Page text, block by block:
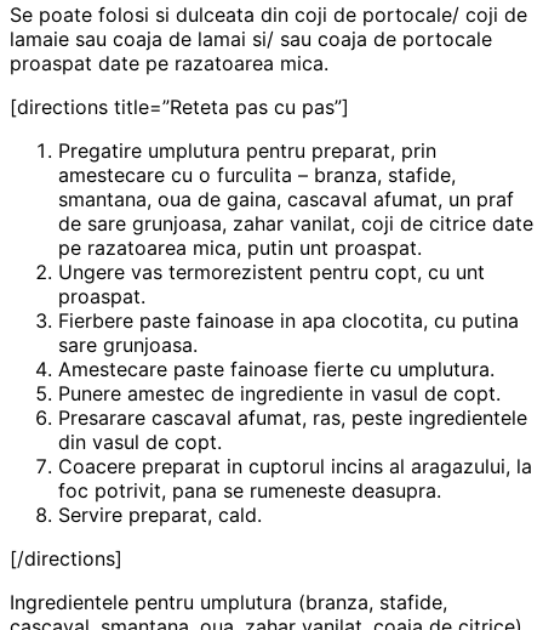
Se poate folosi si dulceata din coji de portocale/ coji de
lamaie sau coaja de lamai si/ sau coaja de portocale
proaspat date pe razatoarea mica.
[directions title=”Reteta pas cu pas”]
Pregatire umplutura pentru preparat, prin
amestecare cu o furculita – branza, stafide,
smantana, oua de gaina, cascaval afumat, un praf
de sare grunjoasa, zahar vanilat, coji de citrice date
pe razatoarea mica, putin unt proaspat.
Ungere vas termorezistent pentru copt, cu unt
proaspat.
Fierbere paste fainoase in apa clocotita, cu putina
sare grunjoasa.
Amestecare paste fainoase fierte cu umplutura.
Punere amestec de ingrediente in vasul de copt.
Presarare cascaval afumat, ras, peste ingredientele
din vasul de copt.
Coacere preparat in cuptorul incins al aragazului, la
foc potrivit, pana se rumeneste deasupra.
Servire preparat, cald.
[/directions]
Ingredientele pentru umplutura (branza, stafide,